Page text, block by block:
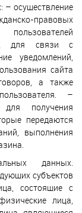
– осуществление
правовых
для связи с
уведомлений,
сайта
а также
–
для получения
передаются
выполнения
данных.
субъектов
состоящие с
лица,